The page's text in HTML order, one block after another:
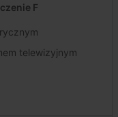
F
telewizyjnym